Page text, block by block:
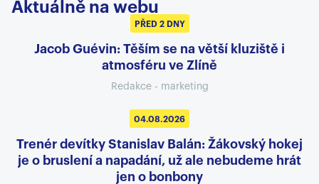
Aktuálně na webu
PŘED 2 DNY
Jacob Guévin: Těším se na větší kluziště i
atmosféru ve Zlíně
Redakce - marketing
04.08.2026
Trenér devítky Stanislav Balán: Žákovský hokej
je o bruslení a napadání, už ale nebudeme hrát
jen o bonbony